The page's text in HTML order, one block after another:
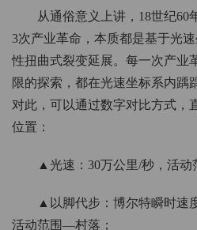
从通俗意义上讲，18世纪60
3次产业革命，本质都是基于光
性扭曲式裂变延展。每一次产业
限的探索，都在光速坐标系内
对此，可以通过数字对比方式，
位置：
▲光速：30万公里/秒，活动
▲以脚代步：博尔特瞬时速
活动范围—村落；